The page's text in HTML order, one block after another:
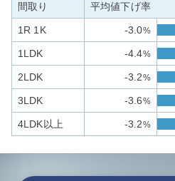
間取り 平均値下げ率
1R 1K -3.0%
1LDK -4.4%
2LDK -3.2%
3LDK -3.6%
4LDK以上 -3.2%